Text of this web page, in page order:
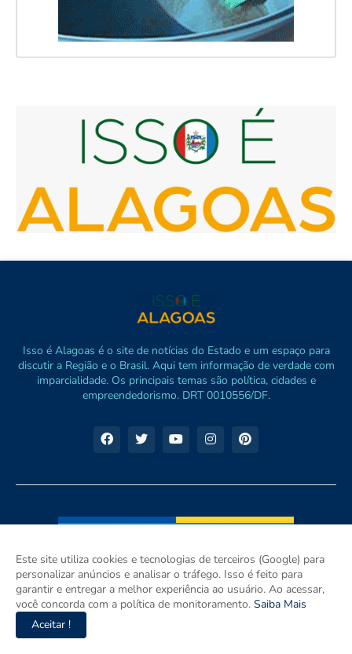
Isso é Alagoas é o site de notícias do Estado e um espaço para
discutir a Região e o Brasil. Aqui tem informação de verdade com
imparcialidade. Os principais temas são política, cidades e
empreendedorismo. DRT 0010556/DF.
Este site utiliza cookies e tecnologias de terceiros (Google) para
personalizar anúncios e analisar o tráfego. Isso é feito para
garantir e entregar a melhor experiência ao usuário. Ao acessar,
você concorda com a política de monitoramento. Saiba Mais
Aceitar !